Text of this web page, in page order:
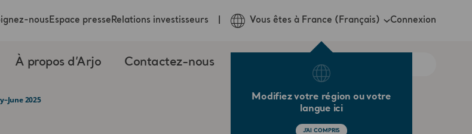
À propos d’Arjo Contactez-nous
nousEspace presseRelations investisseurs Vous êtes à France (Français)
Modifiez votre région ou votre
langue ici
J'AI COMPRIS
Connexion
2025